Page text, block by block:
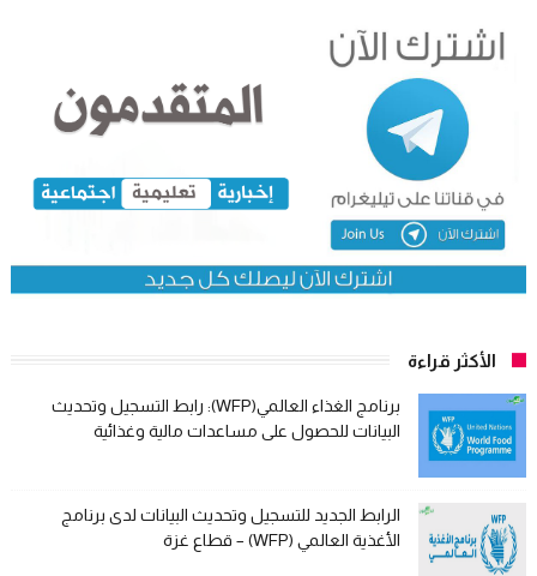
الأكثر قراءة
برنامج الغذاء العالمي(WFP): رابط التسجيل وتحديث
البيانات للحصول على مساعدات مالية وغذائية
الرابط الجديد للتسجيل وتحديث البيانات لدى برنامج
الأغذية العالمي (WFP) – قطاع غزة